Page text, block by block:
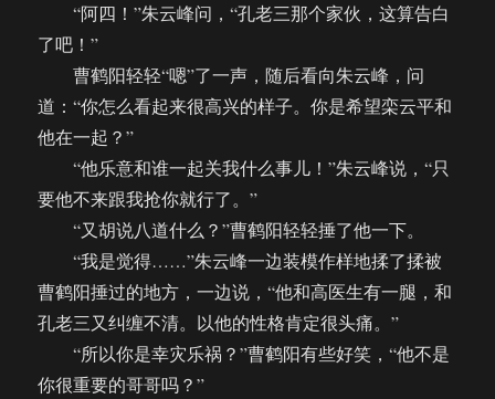
“阿四！”朱云峰问，“孔老三那个家伙，这算告白
了吧！”
曹鹤阳轻轻“嗯”了一声，随后看向朱云峰，问
道：“你怎么看起来很高兴的样子。你是希望栾云平和
他在一起？”
“他乐意和谁一起关我什么事儿！”朱云峰说，“只
要他不来跟我抢你就行了。”
“又胡说八道什么？”曹鹤阳轻轻捶了他一下。
“我是觉得……”朱云峰一边装模作样地揉了揉被
曹鹤阳捶过的地方，一边说，“他和高医生有一腿，和
孔老三又纠缠不清。以他的性格肯定很头痛。”
“所以你是幸灾乐祸？”曹鹤阳有些好笑，“他不是
你很重要的哥哥吗？”